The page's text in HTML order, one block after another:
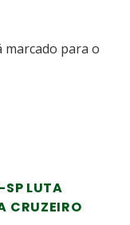
para o
SP LUTA
CRUZEIRO